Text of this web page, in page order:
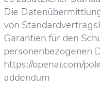
Die
von
Garantien für den
personenbezogenen
https://openai.com/
addendum